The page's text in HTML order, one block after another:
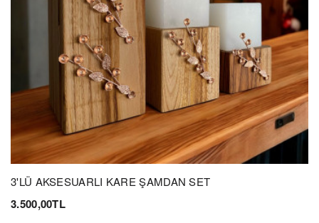
3'LÜ AKSESUARLI KARE ŞAMDAN SET
3.500,00TL